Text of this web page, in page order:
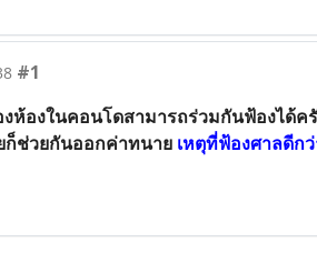
#1
งห้องในคอนโดสามารถร่วมกันฟ้องได้
ก็ช่วยกันออกค่าทนาย เหตุที่ฟ้องศาลดีก